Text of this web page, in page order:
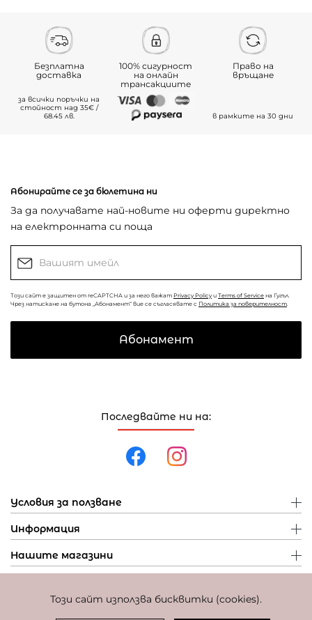
Този сайт използва бисквитки (cookies).
Безплатна
доставка
за всички поръчки на
стойност над 35€ /
68.45 лв.
100% сигурност
на онлайн
трансакциите
Право на
връщане
в рамките на 30 дни
Последвайте ни на:
Условия за ползване
Информация
Нашите магазини
Абонирайте се за бюлетина ни
За да получавате най-новите ни оферти директно
на електронната си поща
Този сайт е защитен от reCAPTCHA и за него важат Privacy Policy и Terms of Service на Гугъл.
Чрез натискане на бутона „Абонамент“ вие се съгласявате с Политика за поверителност
Абонамент